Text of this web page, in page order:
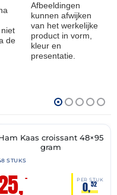
de
Afbeeldingen
kunnen afwijken
van het werkelijke
product in vorm,
kleur en
presentatie.
🔥 OP=OPKaas croissant 48×95
gram
STUKS
– PER STUK
0,52